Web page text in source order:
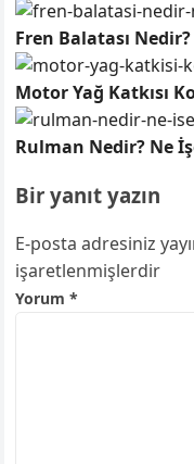
Fren Balatası
Motor Yağ Katkısı
Rulman Nedir? Ne
Bir yanıt yazın
E-posta adresiniz
işaretlenmişlerdir
Yorum*